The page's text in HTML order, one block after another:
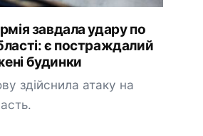
завдала удару по
є постраждалий
будинки
здійснила атаку на